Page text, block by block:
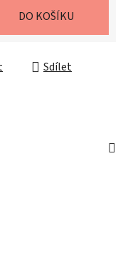
DO KOŠÍKU
Sdílet